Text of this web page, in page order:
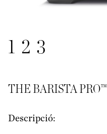
1 2 3
THE BARISTA PRO™
Descripció: